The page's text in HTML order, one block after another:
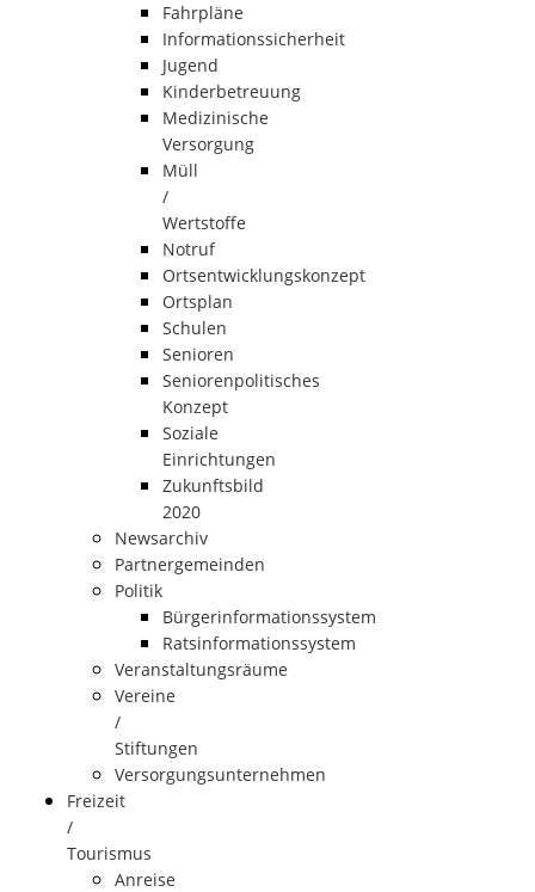
Fahrpläne
Informationssicherheit
Jugend
Kinderbetreuung
Medizinische
Versorgung
Müll
/
Wertstoffe
Notruf
Ortsentwicklungskonzept
Ortsplan
Schulen
Senioren
Seniorenpolitisches
Konzept
Soziale
Einrichtungen
Zukunftsbild
2020
Newsarchiv
Partnergemeinden
Politik
Bürgerinformationssystem
Ratsinformationssystem
Veranstaltungsräume
Vereine
/
Stiftungen
Versorgungsunternehmen
Freizeit
/
Tourismus
Anreise